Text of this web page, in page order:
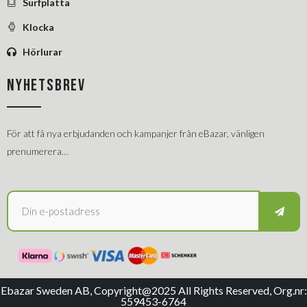
Klocka
Hörlurar
NYHETSBREV
För att få nya erbjudanden och kampanjer från eBazar, vänligen
prenumerera…
Ebazar Sweden AB, Copyright@2025 All Rights Reserved, Org.nr:
559453-6764